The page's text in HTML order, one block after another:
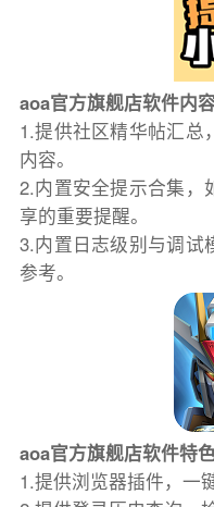
aoa官方旗舰店软件内
1.提供社区精华帖汇总
内容。
2.内置安全提示合集，
享的重要提醒。
3.内置日志级别与调试
参考。
aoa官方旗舰店软件特
1.提供浏览器插件，一